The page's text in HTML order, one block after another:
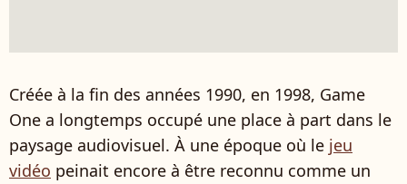
Créée à la fin des années 1990, en 1998, Game
One a longtemps occupé une place à part dans le
paysage audiovisuel. À une époque où le jeu
vidéo peinait encore à être reconnu comme un